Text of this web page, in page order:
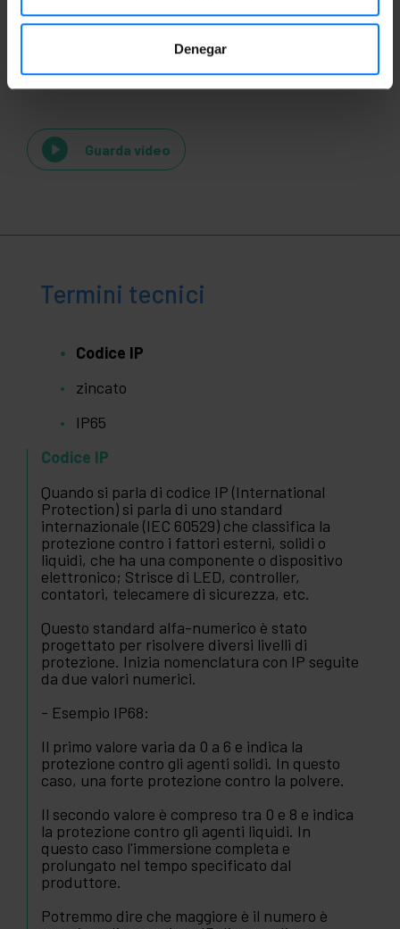
Denegar
Videos
Guarda video
Termini tecnici
Codice IP
zincato
IP65
Codice IP
Quando si parla di codice IP (International
Protection) si parla di uno standard
internazionale (IEC 60529) che classifica la
protezione contro i fattori esterni, solidi o
liquidi, che ha una componente o dispositivo
elettronico; Strisce di LED, controller,
contatori, telecamere di sicurezza, etc.
Questo standard alfa-numerico è stato
progettato per risolvere diversi livelli di
protezione. Inizia nomenclatura con IP seguite
da due valori numerici.
- Esempio IP68:
Il primo valore varia da 0 a 6 e indica la
protezione contro gli agenti solidi. In questo
caso, una forte protezione contro la polvere.
Il secondo valore è compreso tra 0 e 8 e indica
la protezione contro gli agenti liquidi. In
questo caso l'immersione completa e
prolungato nel tempo specificato dal
produttore.
Potremmo dire che maggiore è il numero è